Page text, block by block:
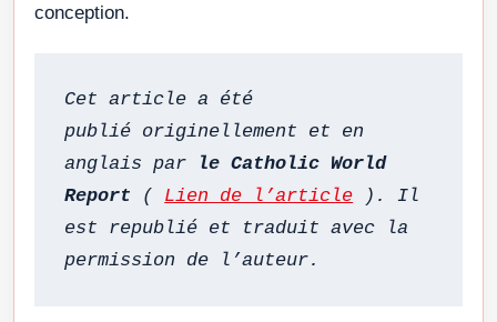
conception.
Cet article a été
publié originellement et en
anglais par
le Catholic World
Report ( Lien de l’article ). Il
est republié et traduit avec la
permission de l’auteur.